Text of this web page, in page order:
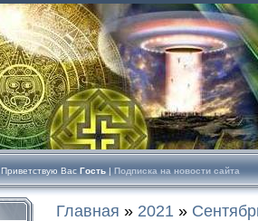
Приветствую Вас Гость | Подписка на новости сайта
Главная » 2021 »